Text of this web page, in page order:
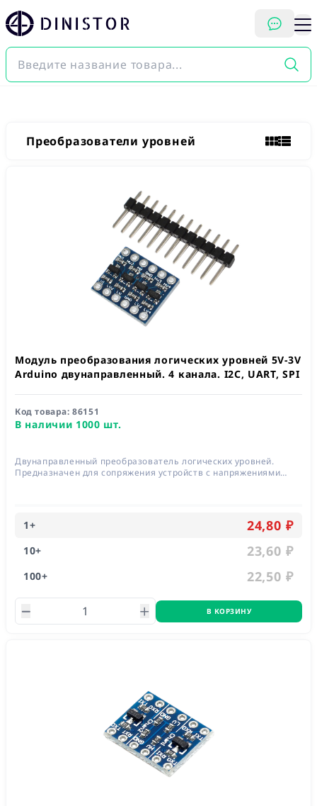
DINISTOR
Преобразователи уровней
Модуль преобразования логических уровней 5V-3V
Arduino двунаправленный. 4 канала. I2C, UART, SPI
Код товара:86151
В наличии 1000 шт.
Двунаправленный преобразователь логических уровней.
Предназначен для сопряжения устройств с напряжениями
1+ 24,80 ₽
10+ 23,60 ₽
100+ 22,50 ₽
В КОРЗИНУ